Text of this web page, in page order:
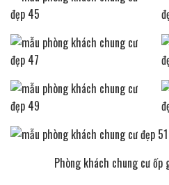
Phòng khách chung cư